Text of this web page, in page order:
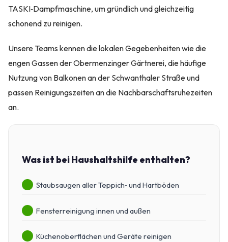
TASKI‑Dampfmaschine, um gründlich und gleichzeitig
schonend zu reinigen.
Unsere Teams kennen die lokalen Gegebenheiten wie die
engen Gassen der Obermenzinger Gärtnerei, die häufige
Nutzung von Balkonen an der Schwanthaler Straße und
passen Reinigungszeiten an die Nachbarschaftsruhezeiten
an.
Was ist bei Haushaltshilfe enthalten?
Staubsaugen aller Teppich‑ und Hartböden
Fensterreinigung innen und außen
Küchenoberflächen und Geräte reinigen